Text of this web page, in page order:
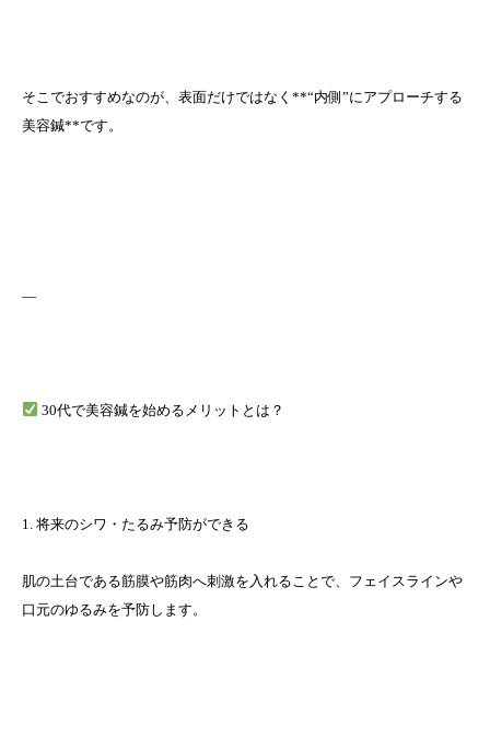
そこでおすすめなのが、表面だけではなく**“内側”にアプローチする
美容鍼**です。
—
30代で美容鍼を始めるメリットとは？
1. 将来のシワ・たるみ予防ができる
肌の土台である筋膜や筋肉へ刺激を入れることで、フェイスラインや
口元のゆるみを予防します。